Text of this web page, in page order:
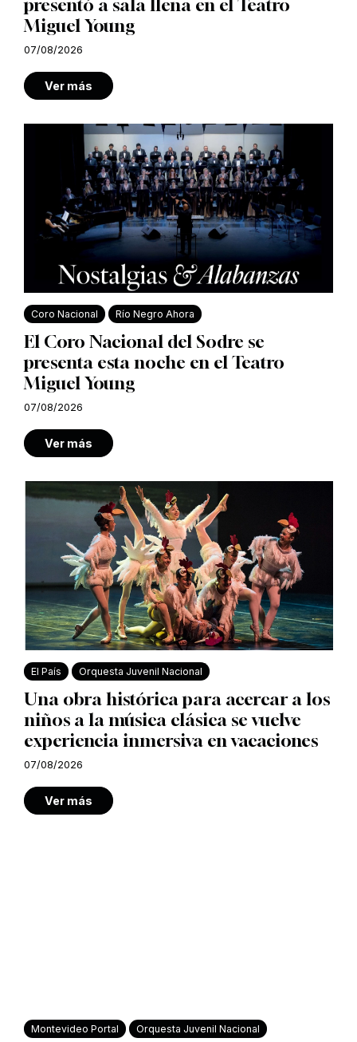
presentó a sala llena en el Teatro
Miguel Young
07/08/2026
Ver más
Coro Nacional Río Negro Ahora
El Coro Nacional del Sodre se
presenta esta noche en el Teatro
Miguel Young
07/08/2026
Ver más
El País Orquesta Juvenil Nacional
Una obra histórica para acercar a los
niños a la música clásica se vuelve
experiencia inmersiva en vacaciones
07/08/2026
Ver más
Montevideo Portal Orquesta Juvenil Nacional